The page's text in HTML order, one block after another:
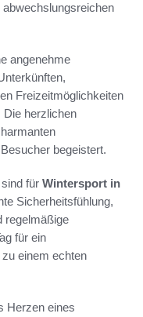
angenehme
Freizeitmöglichkeiten
Die herzlichen
begeistert.
für Wintersport in
Sicherheitsfühlung,
regelmäßige
für ein
zu einem echten
Herzen eines